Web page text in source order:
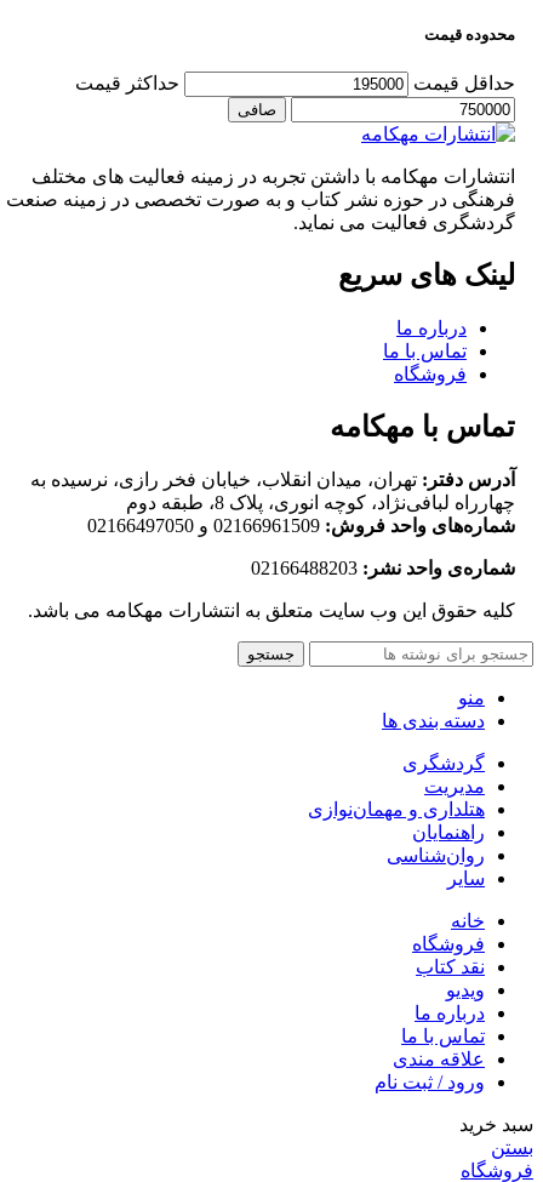
محدوده قیمت
حداقل قیمت حداكثر قيمت
صافی
انتشارات مهکامه با داشتن تجربه در زمینه فعالیت های مختلف
فرهنگی در حوزه نشر کتاب و به صورت تخصصی در زمینه صنعت
گردشگری فعالیت می نماید.
لینک های سریع
درباره ما
تماس با ما
فروشگاه
تماس با مهکامه
آدرس دفتر: تهران، میدان انقلاب، خیابان فخر رازی، نرسیده به
چهارراه لبافی‌نژاد، کوچه انوری، پلاک 8، طبقه دوم
شماره‌های واحد فروش: 02166961509 و 02166497050
شماره‌‌ی واحد نشر:
کلیه حقوق این وب سایت متعلق به انتشارات مهکامه می باشد.
جستجو
منو
دسته بندی ها
گردشگری
مدیریت
هتلداری و مهمان‌نوازی
راهنمایان
روان‌شناسی
سایر
خانه
فروشگاه
نقد کتاب
ویدیو
درباره‌ ما
تماس با ما
علاقه مندی
ورود / ثبت نام
سبد خرید
بستن
فروشگاه